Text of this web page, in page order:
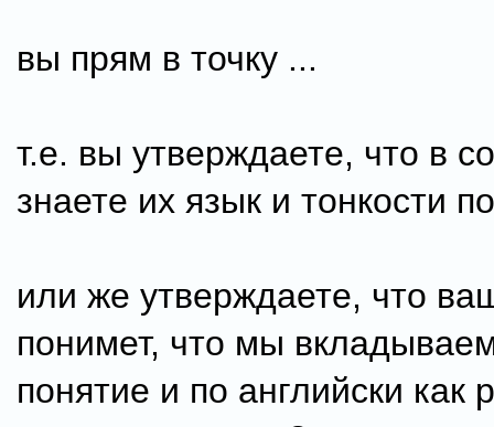
вы прям в точку ...
т.е. вы утверждаете, что в
знаете их язык и тонкости
или же утверждаете, что
понимет, что мы
понятие и по английски как